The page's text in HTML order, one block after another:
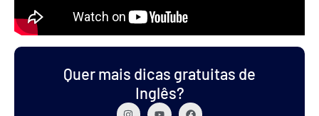
Quer mais dicas gratuitas de
Inglês?